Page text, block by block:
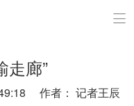
济

走廊”
作者： 记者王辰